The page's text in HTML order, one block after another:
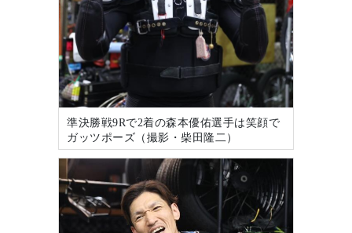
準決勝戦9Rで2着の森本優佑選手は笑顔で
ガッツポーズ（撮影・柴田隆二）